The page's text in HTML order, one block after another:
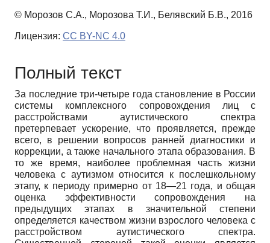
© Морозов С.А., Морозова Т.И., Белявский Б.В., 2016
Лицензия: CC BY-NC 4.0
Полный текст
За последние три-четыре года становление в России
системы комплексного сопровождения лиц с
расстройствами аутистического спектра
претерпевает ускорение, что проявляется, прежде
всего, в решении вопросов ранней диагностики и
коррекции, а также начального этапа образования. В
то же время, наиболее проблемная часть жизни
человека с аутизмом относится к послешкольному
этапу, к периоду примерно от 18—21 года, и общая
оценка эффективности сопровождения на
предыдущих этапах в значительной степени
определяется качеством жизни взрослого человека с
расстройством аутистического спектра.